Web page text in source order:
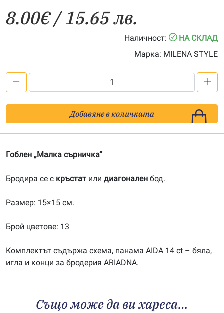
8.00€/ 15.65 лв.
Наличност:
НА СКЛАД
Марка: MILENA STYLE
сърничка
(кръстат
Добавяне в количката
Гоблен „Малка сърничка“
Бродира се с кръстат или диагонален бод.
Размер: 15×15 см.
Брой цветове: 13
Комплектът съдържа схема, панама AIDA 14 ct – бяла,
игла и конци за бродерия ARIADNA.
Също може да ви хареса…